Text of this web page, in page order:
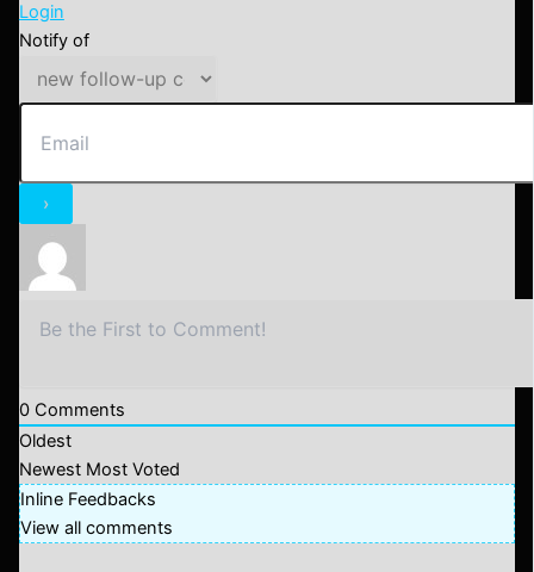
Login
Notify of
0Comments
Oldest
Newest Most Voted
Inline Feedbacks
View all comments